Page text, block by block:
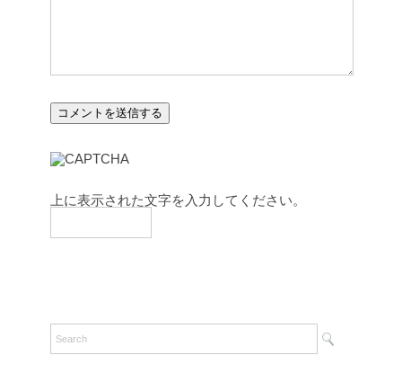
上に表示された文字を入力してください。